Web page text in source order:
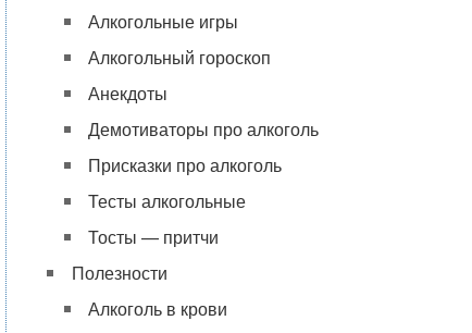
Алкогольные игры
Алкогольный гороскоп
Анекдоты
Демотиваторы про алкоголь
Присказки про алкоголь
Тесты алкогольные
Тосты — притчи
Полезности
Алкоголь в крови